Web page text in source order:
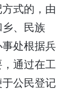
式的，由
、民族
处根据兵
通过在工
公民登记